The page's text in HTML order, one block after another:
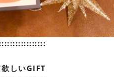
しいGIFT